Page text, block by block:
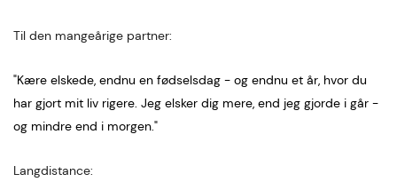
Til den mangeårige partner:
"Kære elskede, endnu en fødselsdag - og endnu et år, hvor du
har gjort mit liv rigere. Jeg elsker dig mere, end jeg gjorde i går -
og mindre end i morgen."
Langdistance: